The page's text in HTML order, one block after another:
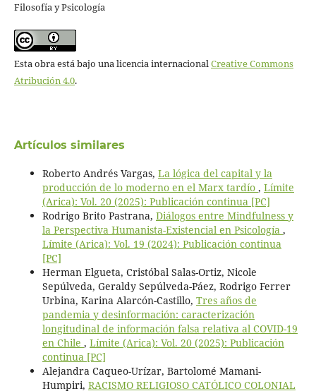
Filosofía y Psicología
Esta obra está bajo una licencia internacionalCreative Commons
Atribución 4.0.
Artículos similares
Roberto Andrés Vargas, La lógica del capital y la
producción de lo moderno en el Marx tardío , Límite
(Arica): Vol. 20 (2025): Publicación continua [PC]
Rodrigo Brito Pastrana, Diálogos entre Mindfulness y
la Perspectiva Humanista-Existencial en Psicología ,
Límite (Arica): Vol. 19 (2024): Publicación continua
[PC]
Herman Elgueta, Cristóbal Salas-Ortiz, Nicole
Sepúlveda, Geraldy Sepúlveda-Páez, Rodrigo Ferrer
Urbina, Karina Alarcón-Castillo, Tres años de
pandemia y desinformación: caracterización
longitudinal de información falsa relativa al COVID-19
en Chile , Límite (Arica): Vol. 20 (2025): Publicación
continua [PC]
Alejandra Caqueo-Urízar, Bartolomé Mamani-
Humpiri, RACISMO RELIGIOSO CATÓLICO COLONIAL